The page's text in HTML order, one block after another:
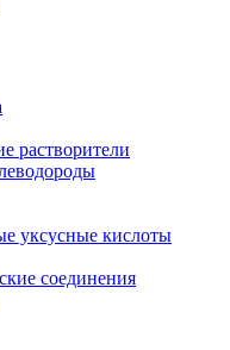
растворители
уксусные кислоты
соединения